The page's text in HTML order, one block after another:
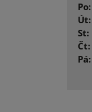
Po:
Út:
St:
Čt:
Pá: